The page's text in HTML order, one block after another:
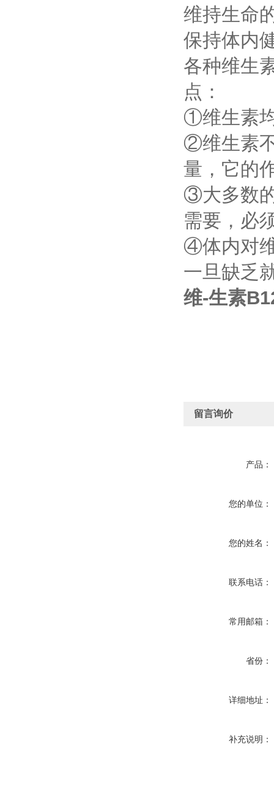
维持生命
保持体内
各种维生
点：
①维生素
②维生素
量，它的
③大多数
需要，必
④体内对
一旦缺乏
维-生素
留言询价
产品：
您的单位：
您的姓名：
联系电话：
常用邮箱：
省份：
详细地址：
补充说明：